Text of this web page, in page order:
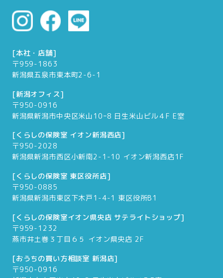
[本社・店舗]
〒959-1863
新潟県五泉市東本町2-6-1
[新潟オフィス]
〒950-0916
新潟県新潟市中央区米山10ｰ8 日生米山ビル４F E室
[くらしの保険室 イオン新潟西店]
〒950-2028
新潟県新潟市西区小新南2-1-10 イオン新潟西店1F
[くらしの保険室 東区役所店]
〒950-0885
新潟県新潟市東区下木戸1-4-1 東区役所B1
[くらしの保険室イオン県央店 サテライトショップ]
〒959-1232
燕市井土巻３丁目６５ イオン県央店 2F
[おうちの買い方相談室 新潟店]
〒950-0916